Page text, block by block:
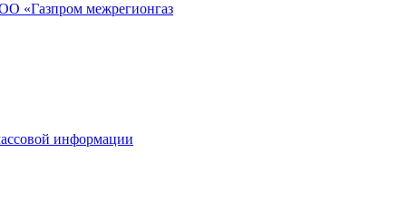
«Газпром межрегионгаз
информации